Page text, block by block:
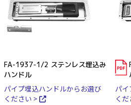
FA-1937-1/2 ステンレス埋込み
ハンドル
パイプ埋込ハンドルからお選び
ください >
パ
く